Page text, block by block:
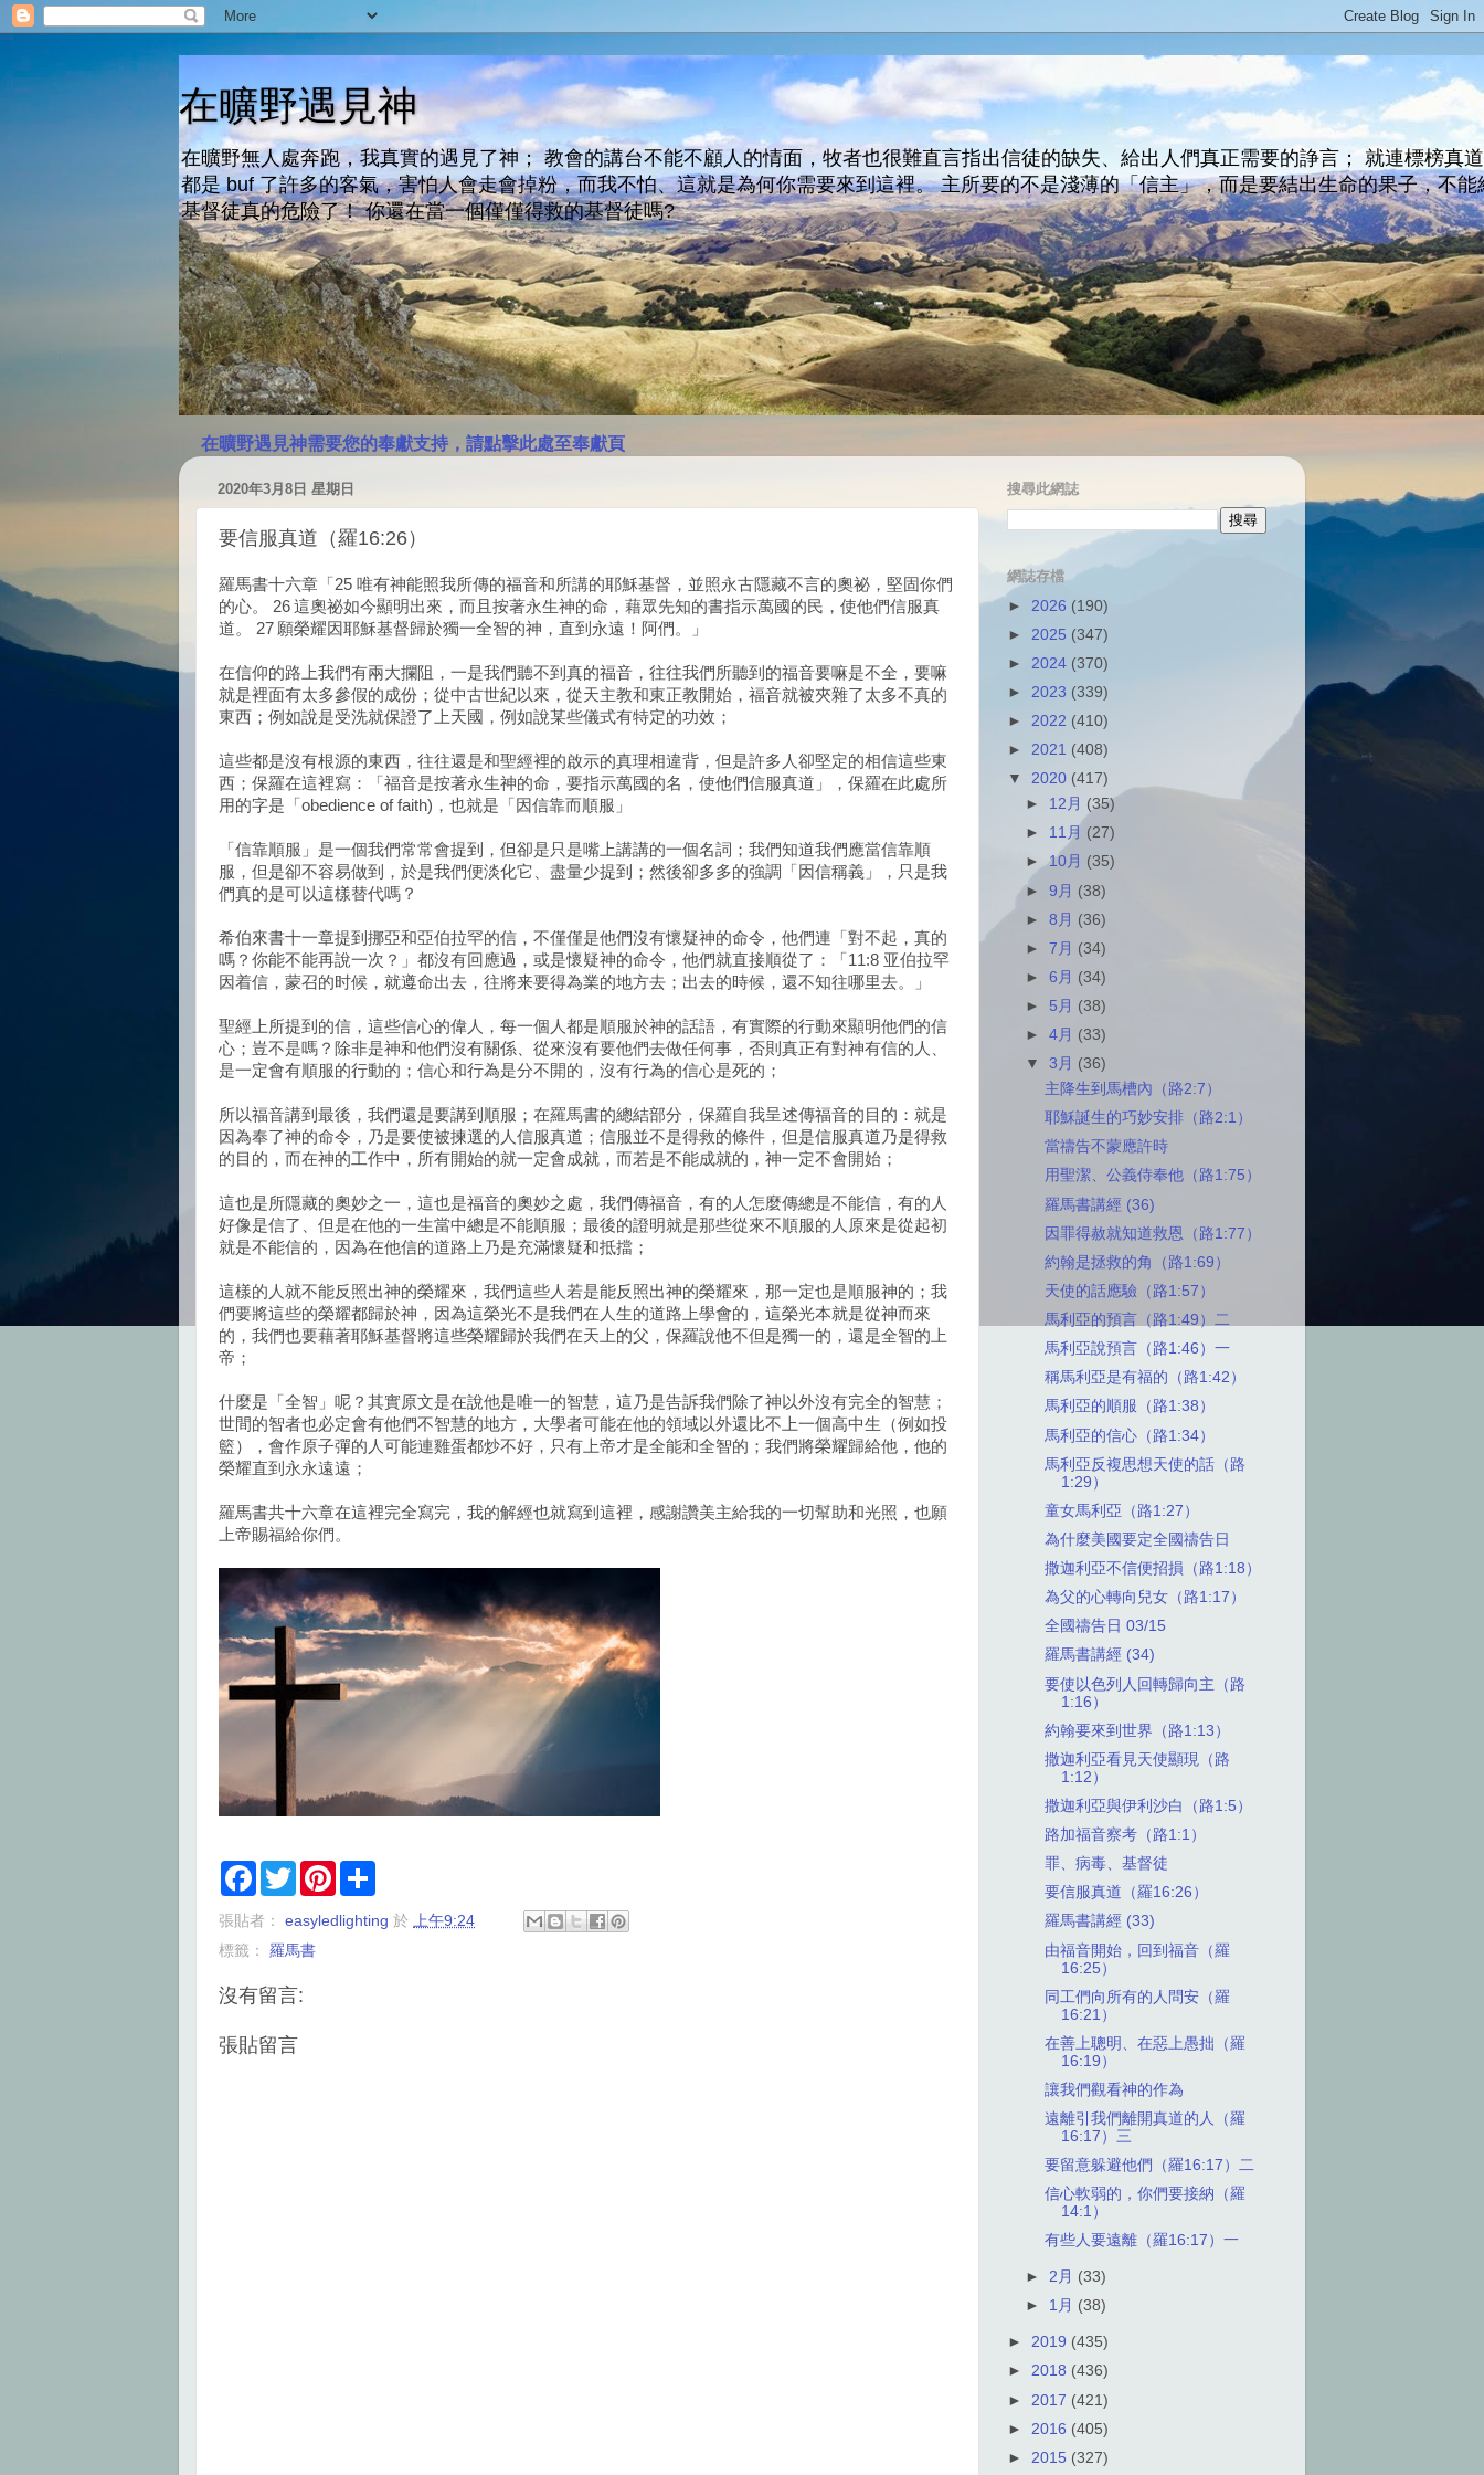
在曠野遇見神
在曠野無人處奔跑，我真實的遇見了神； 教會的講台不能不顧人的情面，牧者也很難直言指出信徒的缺失、給出人們真正需要的諍言； 就連標榜真
都是 buf 了許多的客氣，害怕人會走會掉粉，而我不怕、這就是為何你需要來到這裡。 主所要的不是淺薄的「信主」，而是要結出生命的果子，不能
基督徒真的危險了！ 你還在當一個僅僅得救的基督徒嗎?
在曠野遇見神需要您的奉獻支持，請點擊此處至奉獻頁
2020年3月8日 星期日
要信服真道（羅16:26）
羅馬書十六章「25 唯有神能照我所傳的福音和所講的耶穌基督，並照永古隱藏不言的奧祕，堅固你們
的心。 26 這奧祕如今顯明出來，而且按著永生神的命，藉眾先知的書指示萬國的民，使他們信服真
道。 27 願榮耀因耶穌基督歸於獨一全智的神，直到永遠！阿們。」
在信仰的路上我們有兩大攔阻，一是我們聽不到真的福音，往往我們所聽到的福音要嘛是不全，要嘛
就是裡面有太多參假的成份；從中古世紀以來，從天主教和東正教開始，福音就被夾雜了太多不真的
東西；例如說是受洗就保證了上天國，例如說某些儀式有特定的功效；
這些都是沒有根源的東西，往往還是和聖經裡的啟示的真理相違背，但是許多人卻堅定的相信這些東
西；保羅在這裡寫：「福音是按著永生神的命，要指示萬國的名，使他們信服真道」，保羅在此處所
用的字是「obedience of faith)，也就是「因信靠而順服」
「信靠順服」是一個我們常常會提到，但卻是只是嘴上講講的一個名詞；我們知道我們應當信靠順
服，但是卻不容易做到，於是我們便淡化它、盡量少提到；然後卻多多的強調「因信稱義」，只是我
們真的是可以這樣替代嗎？
希伯來書十一章提到挪亞和亞伯拉罕的信，不僅僅是他們沒有懷疑神的命令，他們連「對不起，真的
嗎？你能不能再說一次？」都沒有回應過，或是懷疑神的命令，他們就直接順從了：「11:8 亚伯拉罕
因着信，蒙召的时候，就遵命出去，往將来要得為業的地方去；出去的時候，還不知往哪里去。」
聖經上所提到的信，這些信心的偉人，每一個人都是順服於神的話語，有實際的行動來顯明他們的信
心；豈不是嗎？除非是神和他們沒有關係、從來沒有要他們去做任何事，否則真正有對神有信的人、
是一定會有順服的行動的；信心和行為是分不開的，沒有行為的信心是死的；
所以福音講到最後，我們還是要講到順服；在羅馬書的總結部分，保羅自我呈述傳福音的目的：就是
因為奉了神的命令，乃是要使被揀選的人信服真道；信服並不是得救的條件，但是信服真道乃是得救
的目的，而在神的工作中，所有開始的就一定會成就，而若是不能成就的，神一定不會開始；
這也是所隱藏的奧妙之一，這也是福音的奧妙之處，我們傳福音，有的人怎麼傳總是不能信，有的人
好像是信了、但是在他的一生當中總是不能順服；最後的證明就是那些從來不順服的人原來是從起初
就是不能信的，因為在他信的道路上乃是充滿懷疑和抵擋；
這樣的人就不能反照出神的榮耀來，我們這些人若是能反照出神的榮耀來，那一定也是順服神的；我
們要將這些的榮耀都歸於神，因為這榮光不是我們在人生的道路上學會的，這榮光本就是從神而來
的，我們也要藉著耶穌基督將這些榮耀歸於我們在天上的父，保羅說他不但是獨一的，還是全智的上
帝；
什麼是「全智」呢？其實原文是在說他是唯一的智慧，這乃是告訴我們除了神以外沒有完全的智慧；
世間的智者也必定會有他們不智慧的地方，大學者可能在他的領域以外還比不上一個高中生（例如投
籃），會作原子彈的人可能連雞蛋都炒不好，只有上帝才是全能和全智的；我們將榮耀歸給他，他的
榮耀直到永永遠遠；
羅馬書共十六章在這裡完全寫完，我的解經也就寫到這裡，感謝讚美主給我的一切幫助和光照，也願
上帝賜福給你們。
F
e
o
k
T
w
t
e
P
t
r
張貼者： easyledlighting 於
上午9:24
標籤： 羅馬書
沒有留言:
張貼留言
搜尋此網誌
網誌存檔
► 2026 (190)
► 2025 (347)
► 2024 (370)
► 2023 (339)
► 2022 (410)
► 2021 (408)
▼ 2020 (417)
► 12月 (35)
► 11月 (27)
►10月 (35)
►9月 (38)
►8月 (36)
►7月 (34)
►6月 (34)
► 5月 (38)
►4月 (33)
▼3月 (36)
主降生到馬槽內（路2:7）
耶穌誕生的巧妙安排（路2:1）
當禱告不蒙應許時
用聖潔、公義侍奉他（路1:75）
羅馬書講經 (36)
因罪得赦就知道救恩（路1:77）
約翰是拯救的角（路1:69）
天使的話應驗（路1:57）
馬利亞的預言（路1:49）二
馬利亞說預言（路1:46）一
稱馬利亞是有福的（路1:42）
馬利亞的順服（路1:38）
馬利亞的信心（路1:34）
馬利亞反複思想天使的話（路
1:29）
童女馬利亞（路1:27）
為什麼美國要定全國禱告日
撒迦利亞不信便招損（路1:18）
為父的心轉向兒女（路1:17）
全國禱告日 03/15
羅馬書講經 (34)
要使以色列人回轉歸向主（路
1:16）
約翰要來到世界（路1:13）
撒迦利亞看見天使顯現（路
1:12）
撒迦利亞與伊利沙白（路1:5）
路加福音察考（路1:1）
罪、病毒、基督徒
要信服真道（羅16:26）
羅馬書講經 (33)
由福音開始，回到福音（羅
16:25）
同工們向所有的人問安（羅
16:21）
在善上聰明、在惡上愚拙（羅
16:19）
讓我們觀看神的作為
遠離引我們離開真道的人（羅
16:17）三
要留意躲避他們（羅16:17）二
信心軟弱的，你們要接納（羅
14:1）
有些人要遠離（羅16:17）一
►2月 (33)
► 1月 (38)
► 2019 (435)
► 2018 (436)
► 2017 (421)
► 2016 (405)
► 2015 (327)